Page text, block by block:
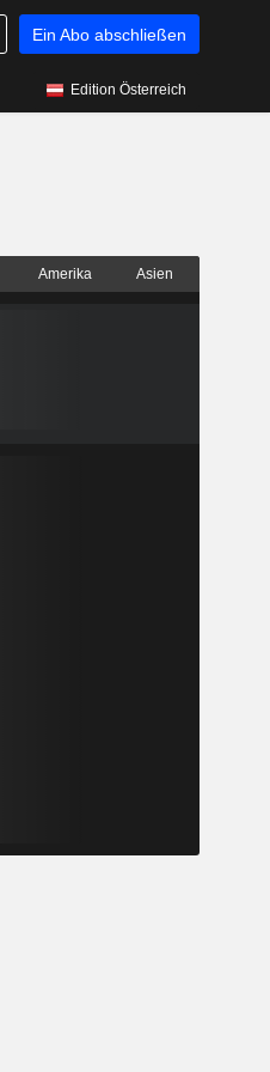
Ein Abo abschließen
Edition Österreich
Amerika Asien